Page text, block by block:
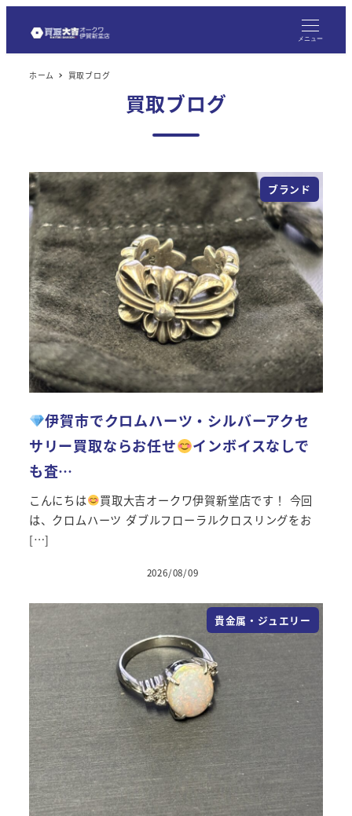
メニュー
ホーム 買取ブログ
買取ブログ
ブランド
伊賀市でクロムハーツ・シルバーアクセ
サリー買取ならお任せ
インボイスなしで
も査…
こんにちは
買取大吉オークワ伊賀新堂店です！ 今回
は、クロムハーツ ダブルフローラルクロスリングをお
[…]
投稿日
2026/08/09
貴金属・ジュエリー